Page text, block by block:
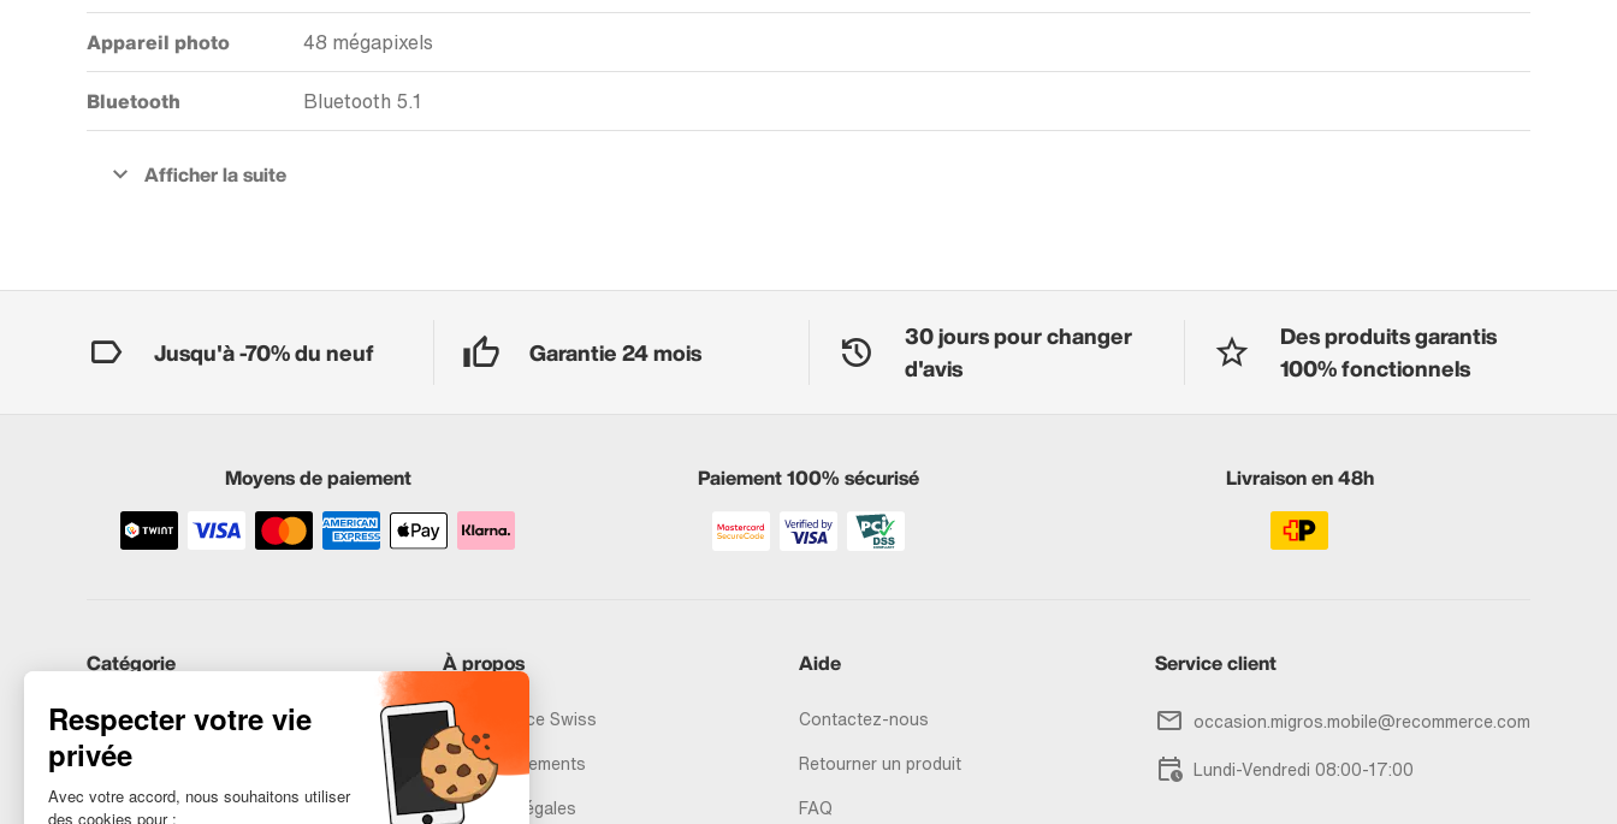
Appareil photo 48 mégapixels
Bluetooth Bluetooth 5.1
Jusqu'à -70% du neuf Garantie 24 mois
30 jours pour changer
d'avis
Des produits garantis
100% fonctionnels
Moyens de paiement Paiement 100% sécurisé Livraison en 48h
Catégorie
iPhones
Samsung
Huawei
À propos
Recommerce Swiss
Nos engagements
Mentions légales
Aide
Contactez-nous
Retourner un produit
FAQ
Service client
occasion.migros.mobile@recommerce.com
Lundi-Vendredi 08:00-17:00